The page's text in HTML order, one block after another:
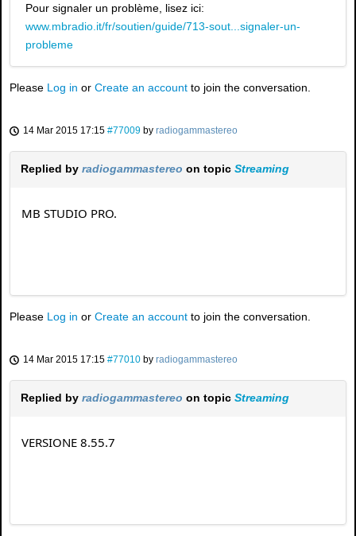
Pour signaler un problème, lisez ici:
www.mbradio.it/fr/soutien/guide/713-sout...signaler-un-
probleme
Please Log in or Create an account to join the conversation.
14 Mar 2015 17:15 #77009 by radiogammastereo
Replied by radiogammastereo on topic Streaming
MB STUDIO PRO.
Please Log in or Create an account to join the conversation.
14 Mar 2015 17:15 #77010 by radiogammastereo
Replied by radiogammastereo on topic Streaming
VERSIONE 8.55.7